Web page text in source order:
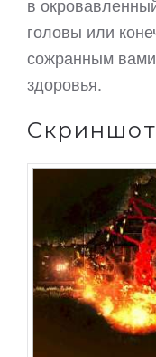
головы или
сожранным
здоровья.